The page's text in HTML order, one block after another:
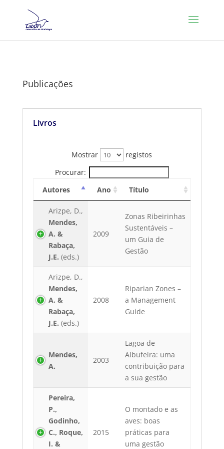
Publicações
Livros
Mostrar
registos
Procurar:
Autores
Ano Título
Arizpe, D.,
Mendes,
A. &
Rabaça,
J.E. (eds.)
2009
Zonas Ribeirinhas
Sustentáveis –
um Guia de
Gestão
Arizpe, D.,
Mendes,
A. &
Rabaça,
J.E. (eds.)
2008
Riparian Zones –
a Management
Guide
Mendes,
A.
2003
Lagoa de
Albufeira: uma
contribuição para
a sua gestão
Pereira,
P.,
Godinho,
C., Roque,
I. &
2015
O montado e as
aves: boas
práticas para
uma gestão